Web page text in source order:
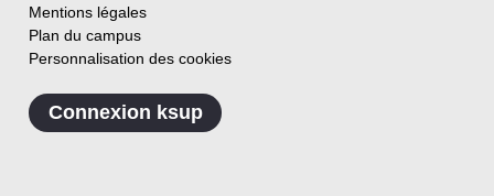
Mentions légales
Plan du campus
Personnalisation des cookies
Connexion ksup